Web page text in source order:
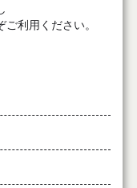
利用ください。